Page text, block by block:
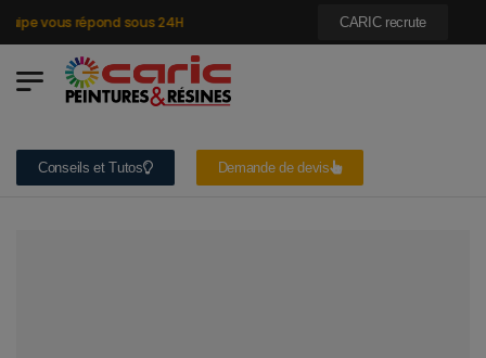
vous répond sous 24H CARIC recrute
Conseils et Tutos Demande de devis